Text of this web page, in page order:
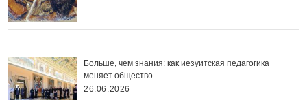
Больше, чем знания: как иезуитская педагогика
меняет общество
26.06.2026